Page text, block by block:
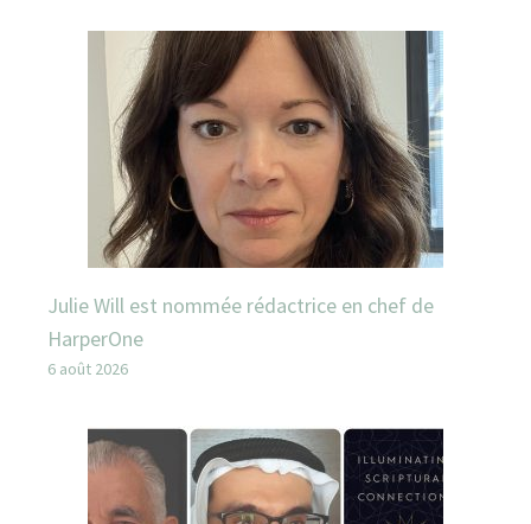
Julie Will est nommée rédactrice en chef de
HarperOne
6 août 2026